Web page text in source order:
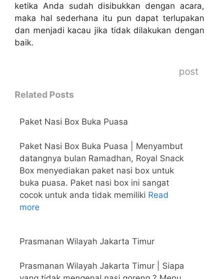
ketika Anda sudah disibukkan dengan acara,
maka hal sederhana itu pun dapat terlupakan
dan menjadi kacau jika tidak dilakukan dengan
baik.
post
Related Posts
Paket Nasi Box Buka Puasa
Paket Nasi Box Buka Puasa | Menyambut
datangnya bulan Ramadhan, Royal Snack
Box menyediakan paket nasi box untuk
buka puasa. Paket nasi box ini sangat
cocok untuk anda tidak memiliki Read
more
Prasmanan Wilayah Jakarta Timur
Prasmanan Wilayah Jakarta Timur | Siapa